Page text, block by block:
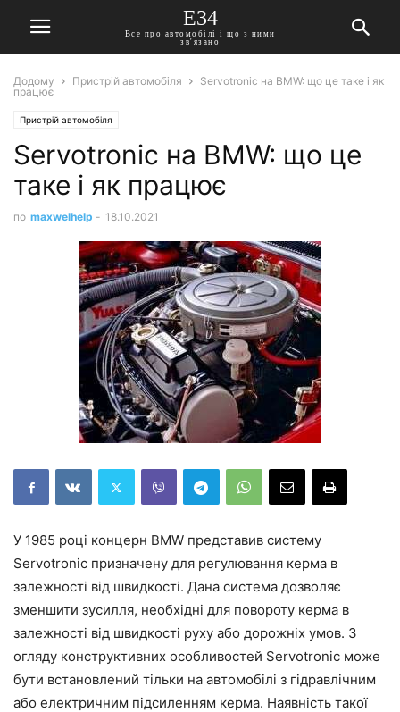
E34
Все про автомобілі і що з ними
зв'язано
Додому Пристрій автомобіля
Servotronic на BMW: що це таке і як
працює
Пристрій автомобіля
Servotronic на BMW: що це
таке і як працює
по maxwelhelp - 18.10.2021
У 1985 році концерн BMW представив систему
Servotronic призначену для регулювання керма в
залежності від швидкості. Дана система дозволяє
зменшити зусилля, необхідні для повороту керма в
залежності від швидкості руху або дорожніх умов. З
огляду конструктивних особливостей Servotronic може
бути встановлений тільки на автомобілі з гідравлічним
або електричним підсиленням керма. Наявність такої